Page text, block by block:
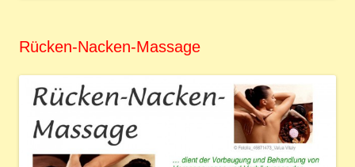
Rücken-Nacken-Massage